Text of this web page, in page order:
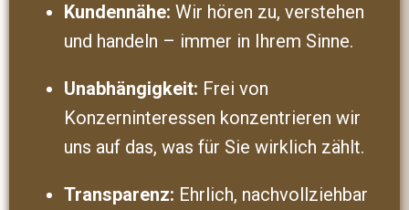
Kundennähe: Wir hören zu, verstehen
und handeln – immer in Ihrem Sinne.
Unabhängigkeit: Frei von
Konzerninteressen konzentrieren wir
uns auf das, was für Sie wirklich zählt.
Transparenz: Ehrlich, nachvollziehbar